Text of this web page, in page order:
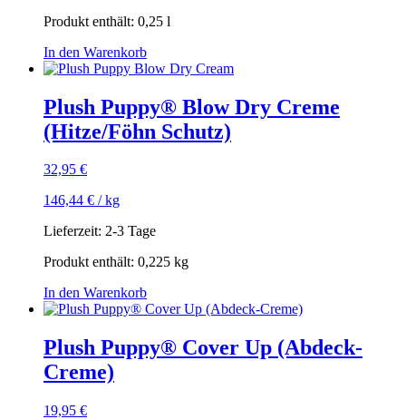
Produkt enthält: 0,25 l
In den Warenkorb
Plush Puppy® Blow Dry Creme
(Hitze/Föhn Schutz)
32,95 €
146,44 € /kg
Lieferzeit: 2-3 Tage
Produkt enthält: 0,225 kg
In den Warenkorb
Plush Puppy® Cover Up (Abdeck-
Creme)
19,95 €